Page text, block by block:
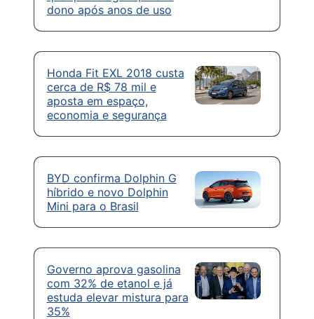
dono após anos de uso
Honda Fit EXL 2018 custa
cerca de R$ 78 mil e
aposta em espaço,
economia e segurança
BYD confirma Dolphin G
híbrido e novo Dolphin
Mini para o Brasil
Governo aprova gasolina
com 32% de etanol e já
estuda elevar mistura para
35%